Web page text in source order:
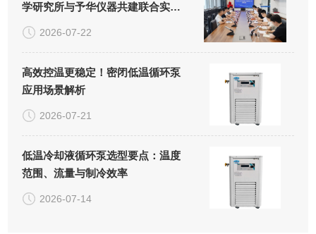
学研究所与予华仪器共建联合实验
室正式揭牌
2026-07-22
高效控温更稳定！密闭低温循环泵
应用场景解析
2026-07-21
低温冷却液循环泵选型要点：温度
范围、流量与制冷效率
2026-07-14